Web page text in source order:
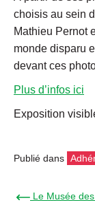
choisis au sein
Mathieu Pernot
monde disparu
devant ces
Plus d’infos ici
Exposition
Publié dans
← Le Musée des